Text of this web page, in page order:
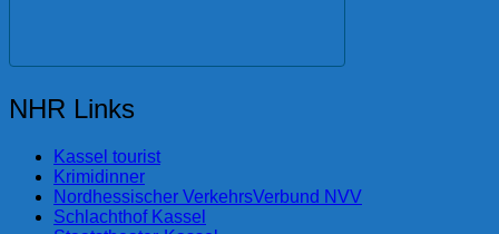
NHR Links
Kassel tourist
Krimidinner
Nordhessischer VerkehrsVerbund NVV
Schlachthof Kassel